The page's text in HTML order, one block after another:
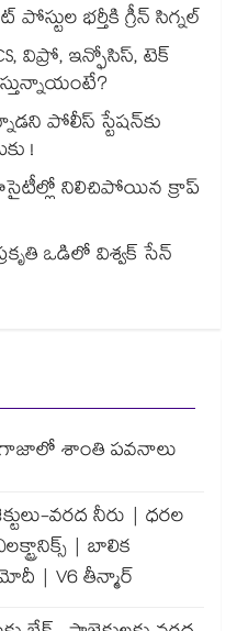
భర్తీకి గ్రీన్‌‌ సిగ్నల్
విప్రో, ఇన్ఫోసిస్, టెక్
పోలీస్ స్టేషన్⁪కు
!
నిలిచిపోయిన క్రాప్
ఒడిలో విశ్వక్ సేన్
: గాజాలో శాంతి పవనాలు
వరద నీరు | ధరల
| బాలిక
| V6 తీన్మార్